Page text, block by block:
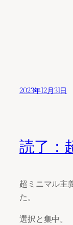
2023年12月31日
読了：
超ミニマル主
た。
選択と集中。